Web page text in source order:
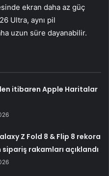
ekran daha az güç
Ultra, aynı pil
uzun süre dayanabilir.
itibaren Apple Haritalar
Z Fold 8 & Flip 8 rekora
rakamları açıklandı